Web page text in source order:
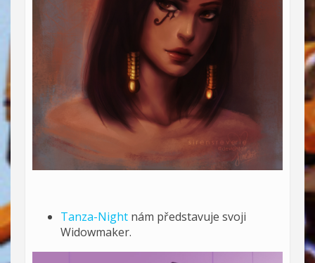
Tanza-Night nám představuje svoji
Widowmaker.